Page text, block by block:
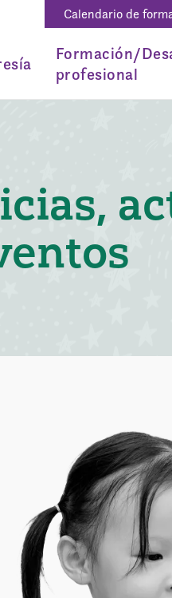
Calendario de
Formación/
profesional